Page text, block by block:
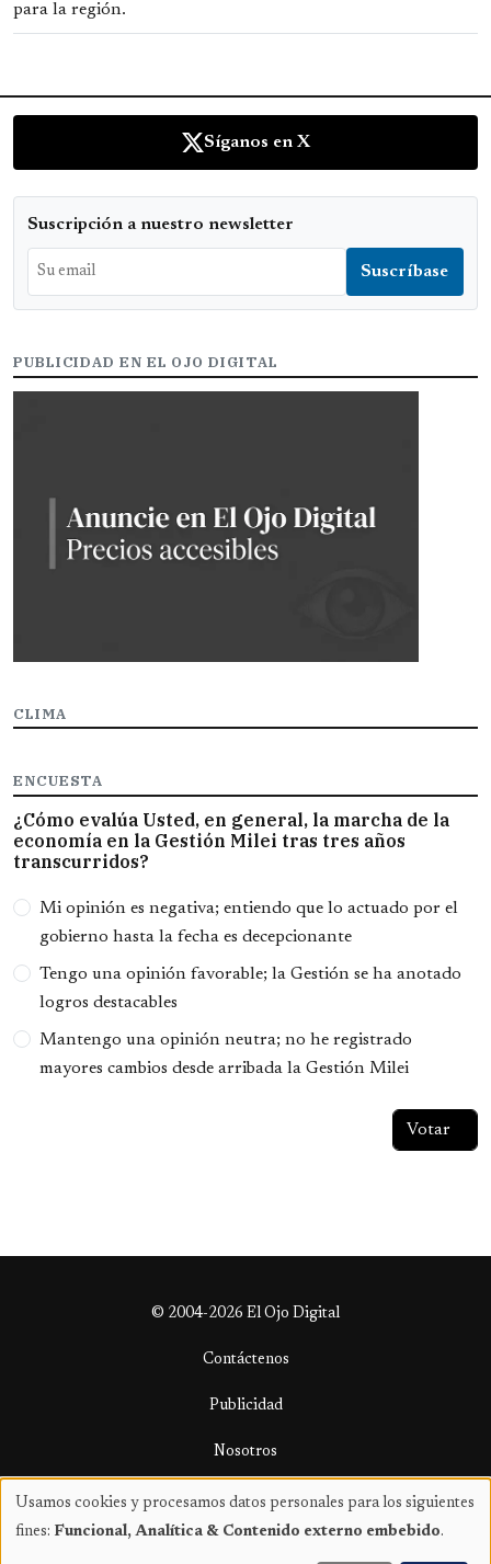
para la región.
Síganos en X
Suscripción a nuestro newsletter
PUBLICIDAD EN EL OJO DIGITAL
CLIMA
ENCUESTA
¿Cómo evalúa Usted, en general, la marcha de la
economía en la Gestión Milei tras tres años
transcurridos?
Opciones
Mi opinión es negativa; entiendo que lo actuado por el
gobierno hasta la fecha es decepcionante
Tengo una opinión favorable; la Gestión se ha anotado
logros destacables
Mantengo una opinión neutra; no he registrado
mayores cambios desde arribada la Gestión Milei
© 2004-2026 El Ojo Digital
Contáctenos
Publicidad
Nosotros
Términos y condiciones
Uso
Usamos cookies y procesamos datos personales para los siguientes
fines: Funcional, Analítica & Contenido externo embebido.